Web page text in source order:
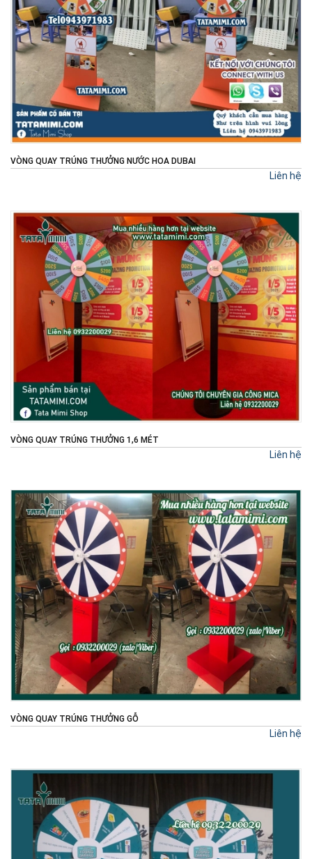
VÒNG QUAY TRÚNG THƯỞNG NƯỚC HOA DUBAI
Liên hệ
VÒNG QUAY TRÚNG THƯỞNG 1,6 MÉT
Liên hệ
VÒNG QUAY TRÚNG THƯỞNG GỖ
Liên hệ